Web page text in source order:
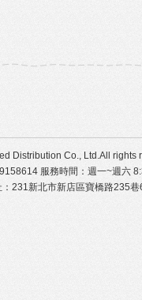
Distribution Co., Ltd.All rights
服務時間：週一~週六
：231新北市新店區寶橋路235